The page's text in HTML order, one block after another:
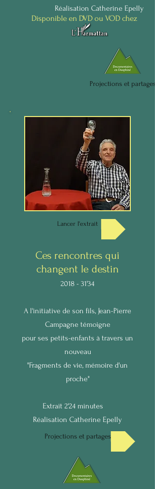
Réalisation Catherine Epelly
Disponible en DVD ou VOD chez
Projections et partages
Lancer l'extrait
Ces rencontres qui
changent le destin
2018 - 31'34
A l'initiative de son fils, Jean-Pierre
Campagne témoigne
pour ses petits-enfants à travers un
nouveau
"Fragments de vie, mémoire d'un
proche"
Extrait 2'24 minutes
Réalisation Catherine Epelly
Projections et partages